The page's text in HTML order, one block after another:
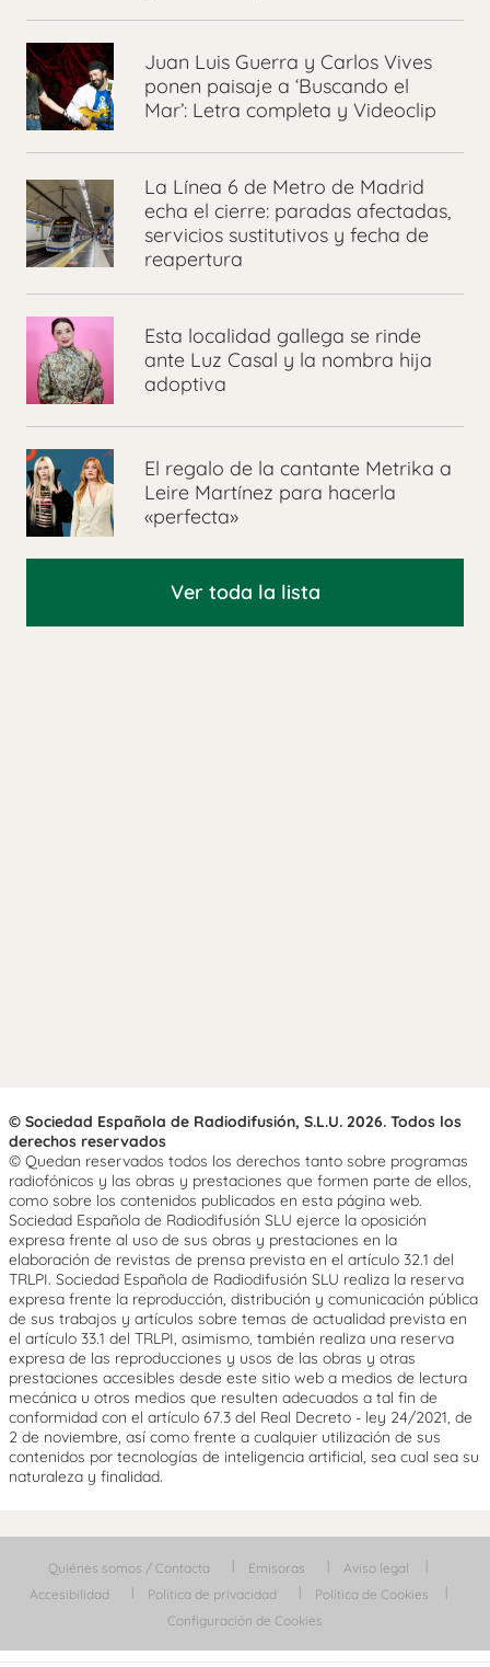
Juan Luis Guerra y Carlos Vives
ponen paisaje a ‘Buscando el
Mar’: Letra completa y Videoclip
La Línea 6 de Metro de Madrid
echa el cierre: paradas afectadas,
servicios sustitutivos y fecha de
reapertura
Esta localidad gallega se rinde
ante Luz Casal y la nombra hija
adoptiva
El regalo de la cantante Metrika a
Leire Martínez para hacerla
«perfecta»
Ver toda la lista
© Sociedad Española de Radiodifusión, S.L.U. 2026. Todos los
derechos reservados
© Quedan reservados todos los derechos tanto sobre programas
radiofónicos y las obras y prestaciones que formen parte de ellos,
como sobre los contenidos publicados en esta página web.
Sociedad Española de Radiodifusión SLU ejerce la oposición
expresa frente al uso de sus obras y prestaciones en la
elaboración de revistas de prensa prevista en el artículo 32.1 del
TRLPI. Sociedad Española de Radiodifusión SLU realiza la reserva
expresa frente la reproducción, distribución y comunicación pública
de sus trabajos y artículos sobre temas de actualidad prevista en
el artículo 33.1 del TRLPI, asimismo, también realiza una reserva
expresa de las reproducciones y usos de las obras y otras
prestaciones accesibles desde este sitio web a medios de lectura
mecánica u otros medios que resulten adecuados a tal fin de
conformidad con el artículo 67.3 del Real Decreto - ley 24/2021, de
2 de noviembre, así como frente a cualquier utilización de sus
contenidos por tecnologías de inteligencia artificial, sea cual sea su
naturaleza y finalidad.
Quiénes somos / Contacta Emisoras
Aviso legal
Accesibilidad
Política de privacidad
Política de Cookies
Configuración de Cookies